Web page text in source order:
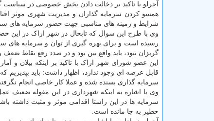
آجرلو با تاکید بر دخالت دادن بخش خصوصی در
همسو کردن سرمایه گذاران و مدیریت شهری موثر
شرایط و زمینه های مناسبی جهت حضور سرمایه های
وی با طرح این سوال که تابحال در شهر اراک در
رسیده است و برای بهره گیری از توان و سرمایه های
گریزان نبود، باید واقع بین بود و در صدد رفع نقاط
این عضو شورای شهر اراک با تاکید بر اینکه بیلان و
قابل عرضه ای وجود ندارد، اظهار داشت: باید
سرمایه گذاری بسنده شده و عملا کار خاصی انجام
وی با اشاره به اینکه شهرداری در این مقوله ضعیف
سرمایه ها در این راستا اقدامی موثر و مثبت داشته
خطیر به جا مانده است.